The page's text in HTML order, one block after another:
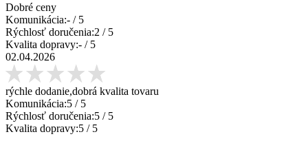
Dobré ceny
Komunikácia:- / 5
Rýchlosť doručenia:2 / 5
Kvalita dopravy:- / 5
02.04.2026
rýchle dodanie,dobrá kvalita tovaru
Komunikácia:5 / 5
Rýchlosť doručenia:5 / 5
Kvalita dopravy:5 / 5